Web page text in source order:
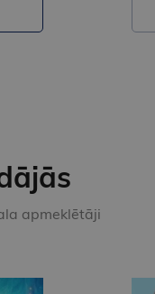
apmeklētāji